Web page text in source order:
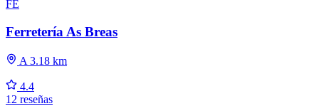
FE
Ferretería As Breas
A 3.18 km
4.4
12 reseñas